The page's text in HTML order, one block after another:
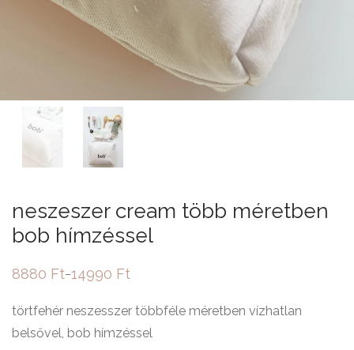
neszeszer cream több méretben
bob hímzéssel
8880 Ft–14990 Ft
Ártartomány:
14990 Ft
törtfehér neszesszer többféle méretben vízhatlan
belsővel, bob hímzéssel